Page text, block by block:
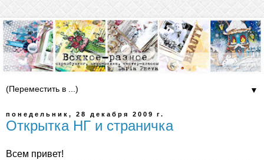
▼
понедельник, 28 декабря 2009 г.
Открытка НГ и страничка
Всем привет!